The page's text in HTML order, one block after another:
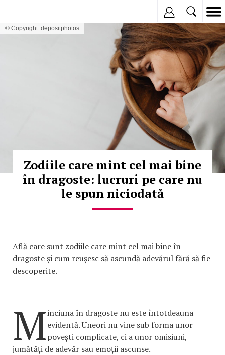
© Copyright: depositphotos
Zodiile care mint cel mai bine
în dragoste: lucruri pe care nu
le spun niciodată
Află care sunt zodiile care mint cel mai bine în
dragoste și cum reușesc să ascundă adevărul fără să fie
descoperite.
Minciuna în dragoste nu este întotdeauna
evidentă. Uneori nu vine sub forma unor
povești complicate, ci a unor omisiuni,
jumătăți de adevăr sau emoții ascunse.